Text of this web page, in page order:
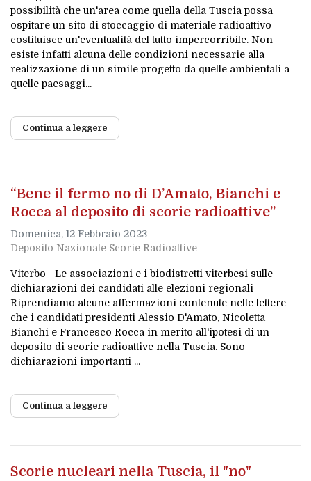
possibilità che un'area come quella della Tuscia possa
ospitare un sito di stoccaggio di materiale radioattivo
costituisce un'eventualità del tutto impercorribile. Non
esiste infatti alcuna delle condizioni necessarie alla
realizzazione di un simile progetto da quelle ambientali a
quelle paesaggi...
Continua a leggere
“Bene il fermo no di D’Amato, Bianchi e
Rocca al deposito di scorie radioattive”
Domenica, 12 Febbraio 2023
Deposito Nazionale Scorie Radioattive
Viterbo - Le associazioni e i biodistretti viterbesi sulle
dichiarazioni dei candidati alle elezioni regionali
Riprendiamo alcune affermazioni contenute nelle lettere
che i candidati presidenti Alessio D'Amato, Nicoletta
Bianchi e Francesco Rocca in merito all'ipotesi di un
deposito di scorie radioattive nella Tuscia. Sono
dichiarazioni importanti ...
Continua a leggere
Scorie nucleari nella Tuscia, il "no"